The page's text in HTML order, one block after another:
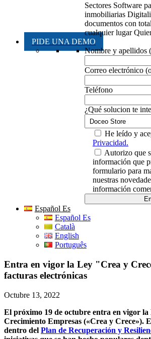
Sectores Software
inmobiliarias
documentos con
cualquier lugar
PIDE UNA DEMO
Nombre y apellidos
Correo electrónico
Teléfono
¿Qué solucion te
He leído y
Privacidad.
Autorizo que
información que
formulario para
nuestras
información
Español Es
Español Es
Català
English
Português
Entra en vigor la Ley "Crea y
facturas electrónicas
Octubre 13, 2022
El próximo 19 de octubre entra en vigor
Crecimiento Empresas («Crea y Crece»).
dentro del Plan de Recuperación y